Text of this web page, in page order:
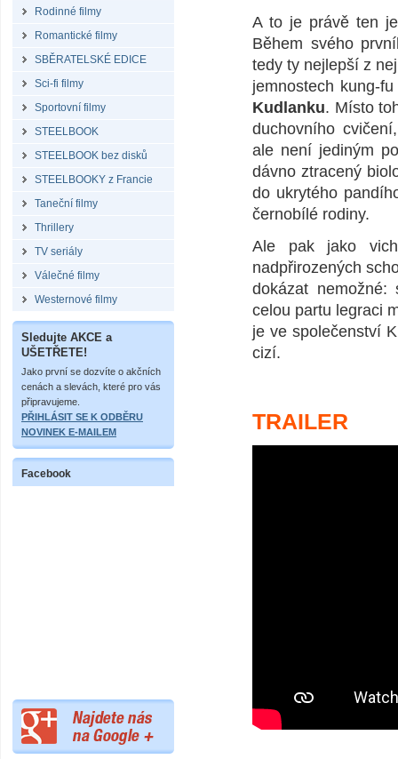
Rodinné filmy
Romantické filmy
SBĚRATELSKÉ EDICE
Sci-fi filmy
Sportovní filmy
STEELBOOK
STEELBOOK bez disků
STEELBOOKY z Francie
Taneční filmy
Thrillery
TV seriály
Válečné filmy
Westernové filmy
Sledujte AKCE a
UŠETŘETE!
Jako první se dozvíte o akčních
cenách a slevách, které pro vás
připravujeme.
PŘIHLÁSIT SE K ODBĚRU
NOVINEK E-MAILEM
Facebook
A to je právě ten
Během svého
tedy ty nejlepší z
jemnostech kung-
Kudlanku. Místo
duchovního
ale není jediným
dávno ztracený
do ukrytého
černobílé rodiny.
Ale pak jako
nadpřirozených
dokázat
celou partu legraci
je ve společenství
cizí.
TRAILER